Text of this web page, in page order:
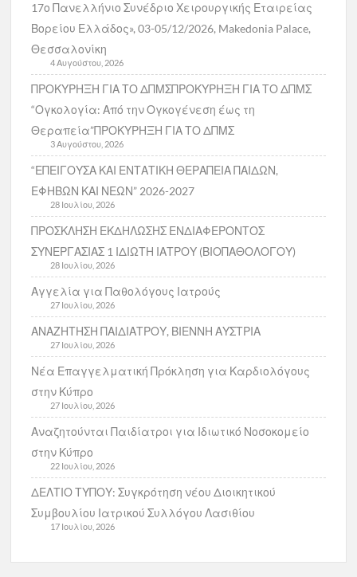
17ο Πανελλήνιο Συνέδριο Χειρουργικής Εταιρείας
Βορείου Ελλάδος», 03-05/12/2026, Makedonia Palace,
Θεσσαλονίκη
4 Αυγούστου, 2026
ΠΡΟΚΥΡΗΞΗ ΓΙΑ ΤΟ ΔΠΜΣΠΡΟΚΥΡΗΞΗ ΓΙΑ ΤΟ ΔΠΜΣ
“Ογκολογία: Από την Ογκογένεση έως τη
Θεραπεία”ΠΡΟΚΥΡΗΞΗ ΓΙΑ ΤΟ ΔΠΜΣ
3 Αυγούστου, 2026
“ΕΠΕΙΓΟΥΣΑ ΚΑΙ ΕΝΤΑΤΙΚΗ ΘΕΡΑΠΕΙΑ ΠΑΙΔΩΝ,
ΕΦΗΒΩΝ ΚΑΙ ΝΕΩΝ” 2026-2027
28 Ιουλίου, 2026
ΠΡΟΣΚΛΗΣΗ ΕΚΔΗΛΩΣΗΣ ΕΝΔΙΑΦΕΡΟΝΤΟΣ
ΣΥΝΕΡΓΑΣΙΑΣ 1 ΙΔΙΩΤΗ ΙΑΤΡΟΥ (ΒΙΟΠΑΘΟΛΟΓΟΥ)
28 Ιουλίου, 2026
Αγγελία για Παθολόγους Ιατρούς
27 Ιουλίου, 2026
ΑΝΑΖΗΤΗΣΗ ΠΑΙΔΙΑΤΡΟΥ, ΒΙΕΝΝΗ ΑΥΣΤΡΙΑ
27 Ιουλίου, 2026
Νέα Επαγγελματική Πρόκληση για Καρδιολόγους
στην Κύπρο
27 Ιουλίου, 2026
Αναζητούνται Παιδίατροι για Ιδιωτικό Νοσοκομείο
στην Κύπρο
22 Ιουλίου, 2026
ΔΕΛΤΙΟ ΤΥΠΟΥ: Συγκρότηση νέου Διοικητικού
Συμβουλίου Ιατρικού Συλλόγου Λασιθίου
17 Ιουλίου, 2026